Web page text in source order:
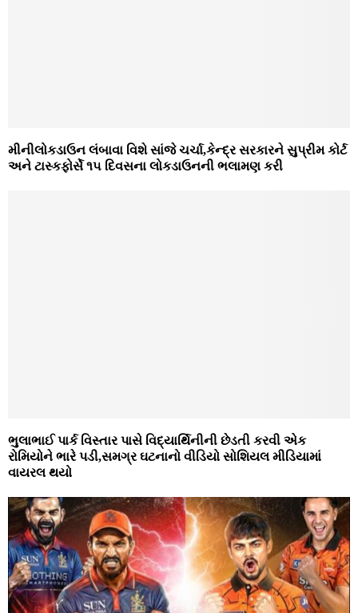
મીનીલોકડાઉન લંબાવા વિશે સાંજે ચર્ચા,કેન્દ્ર સરકારને સુપ્રીમ કોર્ટ
અને ટાસ્કફોર્સે ૧૫ દિવસના લોકડાઉનની ભલામણ કરી
ભુલાભાઈ પાર્ક વિસ્‍તાર પાસે વિદ્યાર્થિનીની છેડતી કરવી એક
રોમિયોને ભારે પડી,સમગ્ર ઘટનાનો વીડિયો સોશિયલ મીડિયામાં
વાયરલ થયો